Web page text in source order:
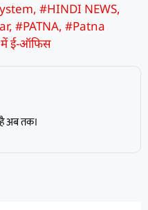
, #HINDI NEWS,
, #PATNA, #Patna
में ई-ऑफिस
है अब तक।